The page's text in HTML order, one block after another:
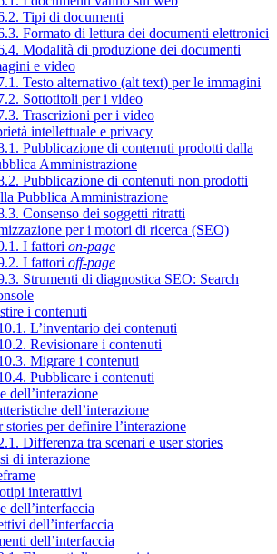
Tipi di documenti
Formato di lettura dei documenti elettronici
Modalità di produzione dei documenti
e video
Testo alternativo (alt text) per le immagini
Sottotitoli per i video
Trascrizioni per i video
intellettuale e privacy
Pubblicazione di contenuti prodotti dalla
Amministrazione
Pubblicazione di contenuti non prodotti
Pubblica Amministrazione
Consenso dei soggetti ritratti
per i motori di ricerca (SEO)
I fattori on-page
I fattori off-page
Strumenti di diagnostica SEO: Search
i contenuti
L’inventario dei contenuti
Revisionare i contenuti
Migrare i contenuti
Pubblicare i contenuti
dell’interazione
dell’interazione
stories per definire l’interazione
Differenza tra scenari e user stories
di interazione
interattivi
dell’interfaccia
dell’interfaccia
dell’interfaccia